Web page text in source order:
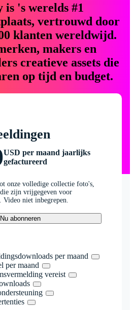
is 's werelds #1
vertrouwd door
klanten wereldwijd.
makers en
creatieve assets die
op tijd en budget.
USD per maand jaarlijks
gefactureerd
onze volledige collectie foto's,
zijn vrijgegeven voor
niet inbegrepen.
Nu abonneren
per maand
per maand
vereist